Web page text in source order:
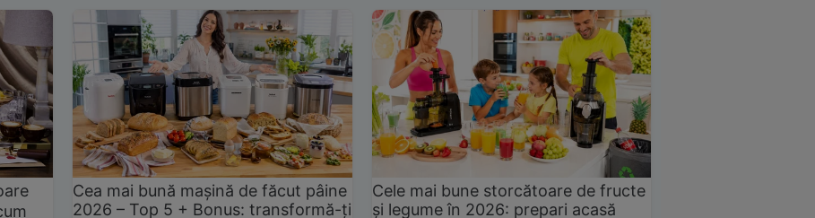
Cea mai bună mașină de făcut pâine
2026 – Top 5 + Bonus: transformă-ți
Cele mai bune storcătoare de fructe
și legume în 2026: prepari acasă